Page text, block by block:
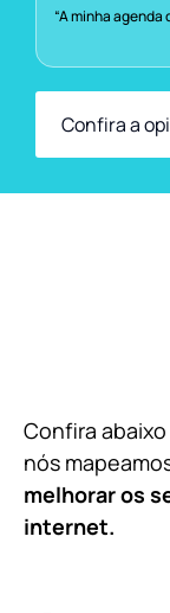
“A minha
Confira a
Confira
nós
melhorar os
internet.